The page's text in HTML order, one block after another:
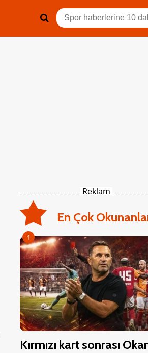
Reklam
En Çok
1
Kırmızı kart sonrası